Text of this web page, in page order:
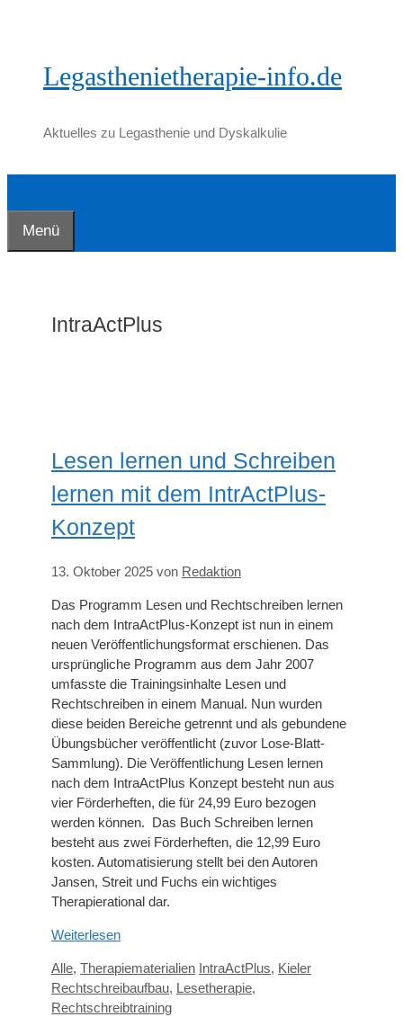
Legasthenietherapie-info.de
Aktuelles zu Legasthenie und Dyskalkulie
Menü
IntraActPlus
Lesen lernen und Schreiben
lernen mit dem IntrActPlus-
Konzept
13. Oktober 2025 von Redaktion
Das Programm Lesen und Rechtschreiben lernen
nach dem IntraActPlus-Konzept ist nun in einem
neuen Veröffentlichungsformat erschienen. Das
ursprüngliche Programm aus dem Jahr 2007
umfasste die Trainingsinhalte Lesen und
Rechtschreiben in einem Manual. Nun wurden
diese beiden Bereiche getrennt und als gebundene
Übungsbücher veröffentlicht (zuvor Lose-Blatt-
Sammlung). Die Veröffentlichung Lesen lernen
nach dem IntraActPlus Konzept besteht nun aus
vier Förderheften, die für 24,99 Euro bezogen
werden können. Das Buch Schreiben lernen
besteht aus zwei Förderheften, die 12,99 Euro
kosten. Automatisierung stellt bei den Autoren
Jansen, Streit und Fuchs ein wichtiges
Therapierational dar.
Weiterlesen
Kategorien
Alle, Therapiematerialien Schlagwörter
IntraActPlus, Kieler
Rechtschreibaufbau, Lesetherapie,
Rechtschreibtraining